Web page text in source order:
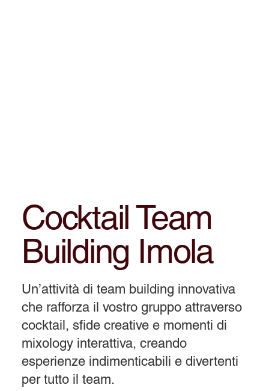
Cocktail Team
Building Imola
Un’attività di team building innovativa
che rafforza il vostro gruppo attraverso
cocktail, sfide creative e momenti di
mixology interattiva, creando
esperienze indimenticabili e divertenti
per tutto il team.